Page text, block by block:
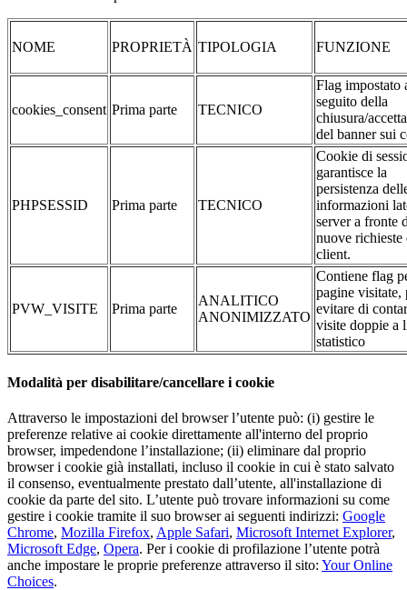
NOME PROPRIETÀ TIPOLOGIA FUNZIONE
cookies_consent Prima parte TECNICO
Flag impostato
seguito della
chiusura/
del banner sui
PHPSESSID Prima parte TECNICO
Cookie di
garantisce la
persistenza
informazioni
server a fronte
nuove richieste
client.
PVW_VISITE Prima parte
ANALITICO
ANONIMIZZATO
Contiene flag
pagine visitate,
evitare di
visite doppie a
statistico
Modalità per disabilitare/cancellare i cookie
Attraverso le impostazioni del browser l’utente può: (i) gestire le
preferenze relative ai cookie direttamente all'interno del proprio
browser, impedendone l’installazione; (ii) eliminare dal proprio
browser i cookie già installati, incluso il cookie in cui è stato salvato
il consenso, eventualmente prestato dall’utente, all'installazione di
cookie da parte del sito. L’utente può trovare informazioni su come
gestire i cookie tramite il suo browser ai seguenti indirizzi: Google
Chrome, Mozilla Firefox, Apple Safari, Microsoft Internet Explorer,
Microsoft Edge, Opera. Per i cookie di profilazione l’utente potrà
anche impostare le proprie preferenze attraverso il sito: Your Online
Choices.